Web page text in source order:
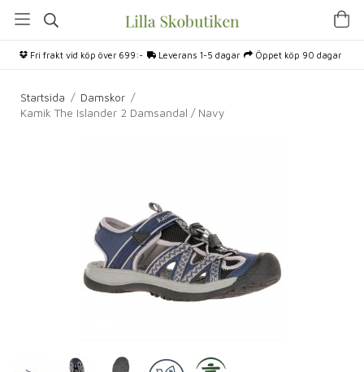
Fri frakt vid köp över 699:- Leverans 1-5 dagar Öppet köp 90 dagar
Startsida / Damskor /
Kamik The Islander 2 Damsandal / Navy